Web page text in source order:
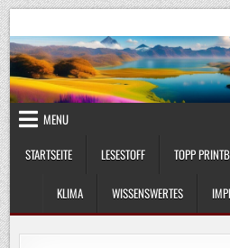
Skip
to
content
UmweltKlima.com
MENU
STARTSEITE
LESESTOFF TOPP
KLIMA WISSENSWERTES